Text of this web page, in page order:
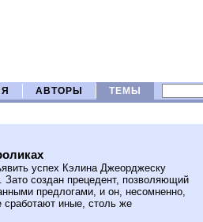
АВТОРЫ ТЕМЫ
успех Кэлина Джеорджеску
создан прецедент, позволяющий
предлогами, и он, несомненно,
сработают иные, столь же